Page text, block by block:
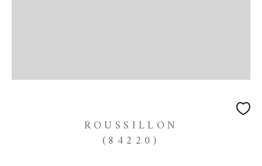
ROUSSILLON
(84220)